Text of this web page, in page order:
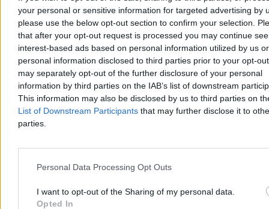
your personal or sensitive information for targeted advertising by
please use the below opt-out section to confirm your selection.
that after your opt-out request is processed you may continue
interest-based ads based on personal information utilized by us or
personal information disclosed to third parties prior to your opt-
may separately opt-out of the further disclosure of your personal
information by third parties on the IAB’s list of downstream
This information may also be disclosed by us to third parties on
List of Downstream Participants that may further disclose it to
parties.
Personal Data Processing Opt Outs
I want to opt-out of the Sharing of my personal data.
Opted In
Upał i gwałtowne burze. Potem zwrot w pogodzie
Poniedziałek będzie upalny, ale w wielu regionach przyniesie także
gwałtowne burze, grad i silny wiatr. Temperatura sięgnie 33 stopni
Celsjusza. We wtorek nadejdzie wyraźne ochłodzenie – w centrum
będzie około 22 stopni.
Piotr Białczyk
Reklama